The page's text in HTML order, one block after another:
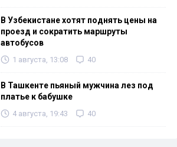
В Узбекистане хотят поднять цены на
проезд и сократить маршруты
автобусов
1 августа, 13:08 40
В Ташкенте пьяный мужчина лез под
платье к бабушке
4 августа, 19:43 40